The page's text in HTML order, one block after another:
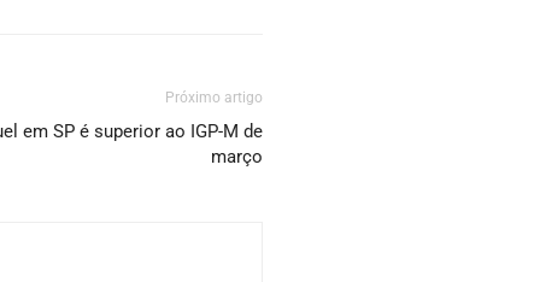
Próximo artigo
em SP é superior ao IGP-M de
março